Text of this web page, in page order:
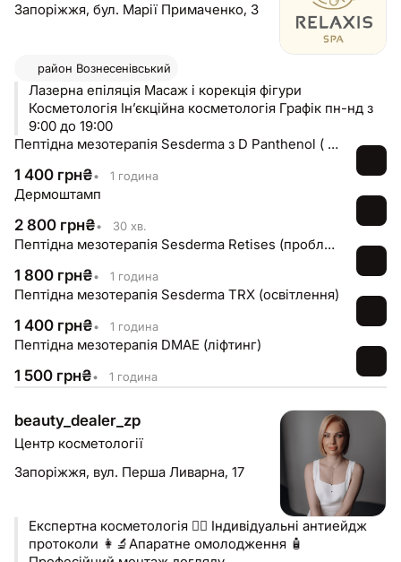
Запоріжжя, бул. Марії Примаченко, 3
район Вознесенівський
Лазерна епіляція Масаж і корекція фігури
Косметологія Інʼєкційна косметологія Графік пн-нд з
9:00 до 19:00
Пептідна мезотерапія Sesderma з D Panthenol ( зволоження)
1 400 грн₴• 1 година
Дермоштамп
2 800 грн₴• 30 хв.
Пептідна мезотерапія Sesderma Retises (проблемна жирна шкіра)
1 800 грн₴• 1 година
Пептідна мезотерапія Sesderma TRX (освітлення)
1 400 грн₴• 1 година
Пептідна мезотерапія DMAE (ліфтинг)
1 500 грн₴• 1 година
beauty_dealer_zp
Центр косметології
Запоріжжя, вул. Перша Ливарна, 17
Експертна косметологія 🧚‍♀️ Індивідуальні антиейдж
протоколи 👩‍🔬Апаратне омолодження 🧴